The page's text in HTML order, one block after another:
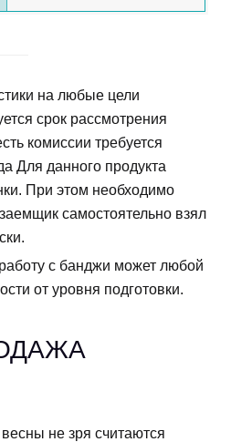
на любые цели
срок рассмотрения
комиссии требуется
Для данного продукта
При этом необходимо
самостоятельно взял
с банджи может любой
от уровня подготовки.
не зря считаются